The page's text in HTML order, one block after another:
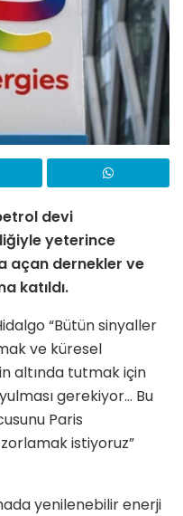
devi
yeterince
açan dernekler ve
katıldı.
“Bütün sinyaller
ve küresel
altında tutmak için
gerekiyor… Bu
Paris
istiyoruz”
yenilenebilir enerji